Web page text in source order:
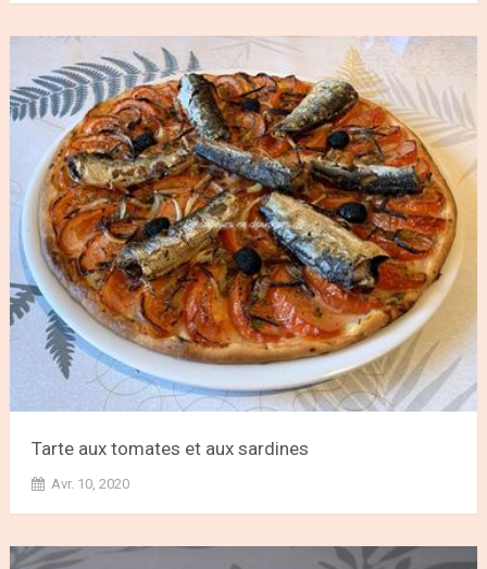
Tarte aux tomates et aux sardines
Avr. 10, 2020